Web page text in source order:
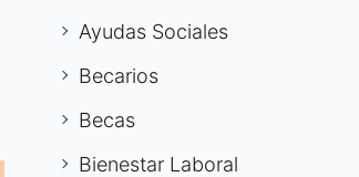
Ayudas Sociales
Becarios
Becas
Bienestar Laboral